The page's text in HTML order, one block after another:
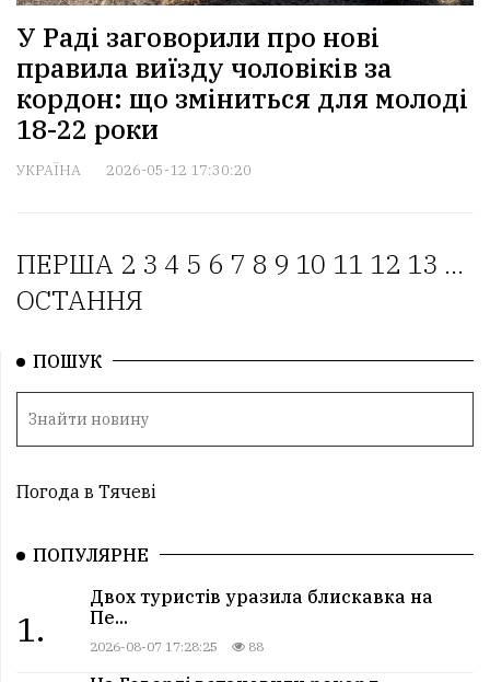
У Раді заговорили про нові
правила виїзду чоловіків за
кордон: що зміниться для молоді
18-22 роки
УКРАЇНА 2026-05-12 17:30:20
ПЕРША 2 3 4 5 6 7 8 9 10 11 12 13 ...
ОСТАННЯ
ПОШУК
Погода в Тячеві
ПОПУЛЯРНЕ
1.
Двох туристів уразила блискавка на
Пе...
2026-08-07 17:28:25 88